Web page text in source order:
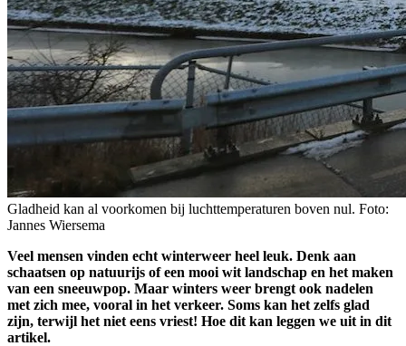
Gladheid kan al voorkomen bij luchttemperaturen boven nul. Foto:
Jannes Wiersema
Veel mensen vinden echt winterweer heel leuk. Denk aan
schaatsen op natuurijs of een mooi wit landschap en het maken
van een sneeuwpop. Maar winters weer brengt ook nadelen
met zich mee, vooral in het verkeer. Soms kan het zelfs glad
zijn, terwijl het niet eens vriest! Hoe dit kan leggen we uit in dit
artikel.